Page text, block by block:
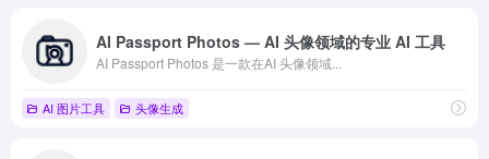
AI Passport Photos — AI 头像领域的专业 AI 工具
AI Passport Photos 是一款在AI 头像领域...
AI 图片工具 头像生成